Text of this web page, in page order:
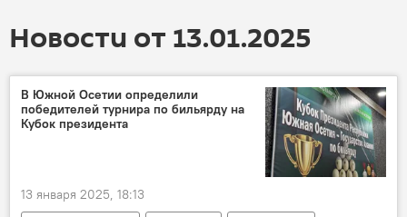
Новости от 13.01.2025
В Южной Осетии определили
победителей турнира по бильярду на
Кубок президента
13 января 2025, 18:13